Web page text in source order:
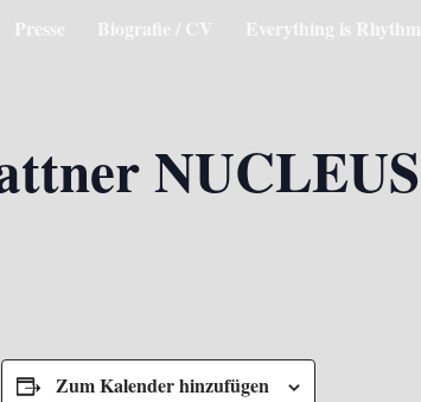
Presse Biografie / CV Everything is Rhythm
NUCLEUS
Zum Kalender hinzufügen